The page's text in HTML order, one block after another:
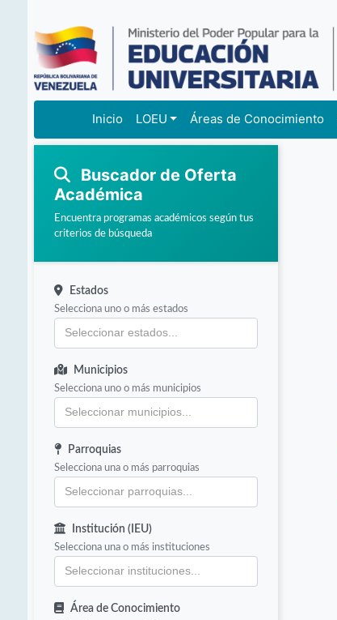
Inicio LOEU Áreas de Conocimiento
Buscador de Oferta
Académica
Encuentra programas académicos según tus
criterios de búsqueda
Estados
Selecciona uno o más estados
Municipios
Selecciona uno o más municipios
Parroquias
Selecciona una o más parroquias
Institución (IEU)
Selecciona una o más instituciones
Área de Conocimiento